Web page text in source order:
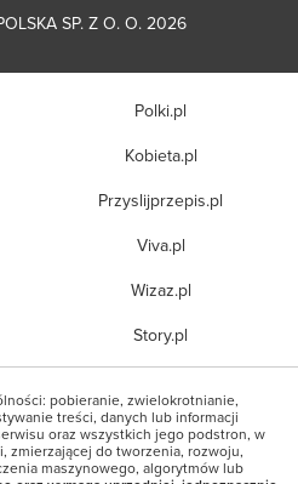
SP. Z O. O. 2026
Polki.pl
Kobieta.pl
Przyslijprzepis.pl
Viva.pl
Wizaz.pl
Story.pl
pobieranie, zwielokrotnianie,
treści, danych lub informacji
oraz wszystkich jego podstron, w
zmierzającej do tworzenia, rozwoju,
maszynowego, algorytmów lub